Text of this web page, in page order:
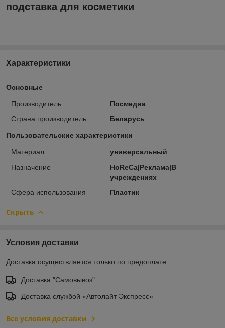
подставка для косметики
Характеристики
Основные
Производитель
Посмедиа
Страна производитель
Беларусь
Пользовательские характеристики
Материал
универсальный
Назначение
HoReCa|Реклама|В
учреждениях
Сфера использования
Пластик
Скрыть
Условия доставки
Доставка осуществляется только по предоплате.
Доставка "Самовывоз"
Доставка службой «Автолайт Экспресс»
Все условия доставки